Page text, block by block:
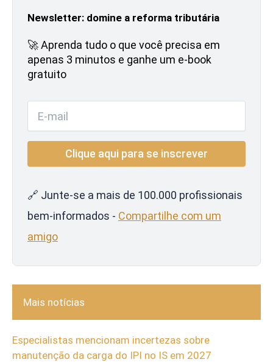
Newsletter: domine a reforma tributária
🚀 Aprenda tudo o que você precisa em
apenas 3 minutos e ganhe um e-book
gratuito
🔗 Junte-se a mais de 100.000 profissionais
bem-informados - Compartilhe com um
amigo
Mais notícias
Especialistas mencionam incertezas sobre
manutenção da carga do IPI no IS em 2027